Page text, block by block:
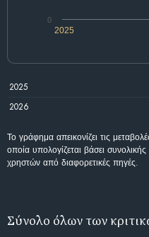
2025
0
2025
2026
Το γράφημα απεικονίζει τις
οποία υπολογίζεται βάσει
χρηστών από διαφορετικές πηγές.
Σύνολο όλων των